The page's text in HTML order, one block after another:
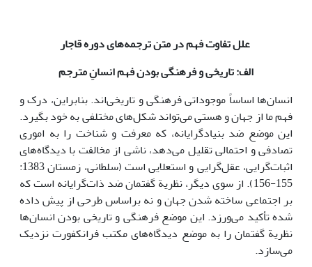
علل تفاوت فهم در متن ترجمه‌های دوره قاجار
الف: تاریخی و فرهنگی بودن فهم انسانِ مترجم
انسان‌ها اساساً موجوداتی فرهنگی و تاریخی‌اند. بنابراین، درک و
فهم ما از جهان و هستی می‌تواند شکل‌های مختلفی به خود بگیرد.
این موضع ضد بنیادگرایانه، که معرفت و شناخت را به اموری
تصادفی و احتمالی تقلیل می‌دهد، ناشی از مخالفت با دیدگاه‌های
اثبات‌گرایی، عقل‌گرایی و استعلایی است (سلطانی، زمستان 1383:
155-156). از سوی دیگر، نظریة گفتمان ضد ذات‌گرایانه است که
بر اجتماعی ساخته شدن جهان و نه براساس طرحی از پیش داده
شده تأکید می‌ورزد. این موضع فرهنگی و تاریخی بودن انسان‌ها
نظریة گفتمان را به موضع دیدگاه‌های مکتب فرانکفورت نزدیک
می‌سازد.